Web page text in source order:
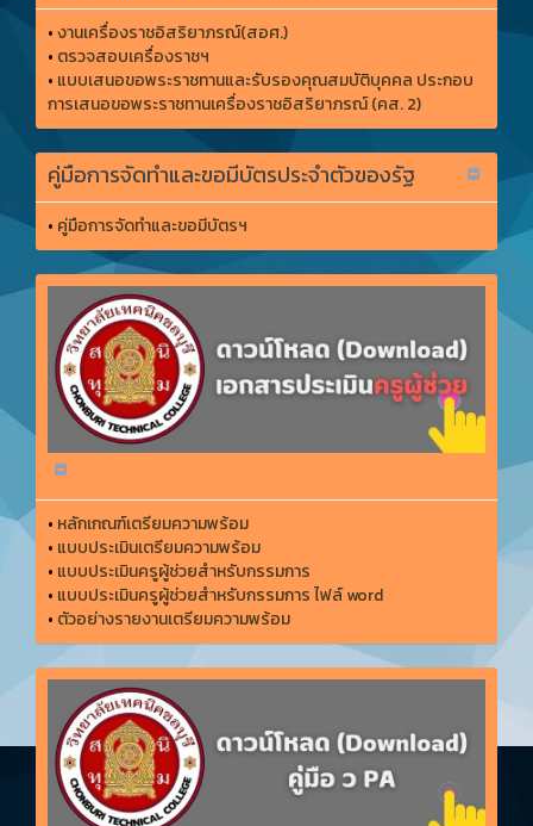
•งานเครื่องราชอิสริยาภรณ์(สอศ.)
• ตรวจสอบเครื่องราชฯ
• แบบเสนอขอพระราชทานและรับรองคุณสมบัติบุคคล ประกอบ
การเสนอขอพระราชทานเครื่องราชอิสริยาภรณ์ (คส. 2)
คู่มือการจัดทำและขอมีบัตรประจำตัวของรัฐ
• คู่มือการจัดทำและขอมีบัตรฯ
• หลักเกณฑ์เตรียมความพร้อม
• แบบประเมินเตรียมความพร้อม
• แบบประเมินครูผู้ช่วยสำหรับกรรมการ
• แบบประเมินครูผู้ช่วยสำหรับกรรมการ ไฟล์ word
• ตัวอย่างรายงานเตรียมความพร้อม